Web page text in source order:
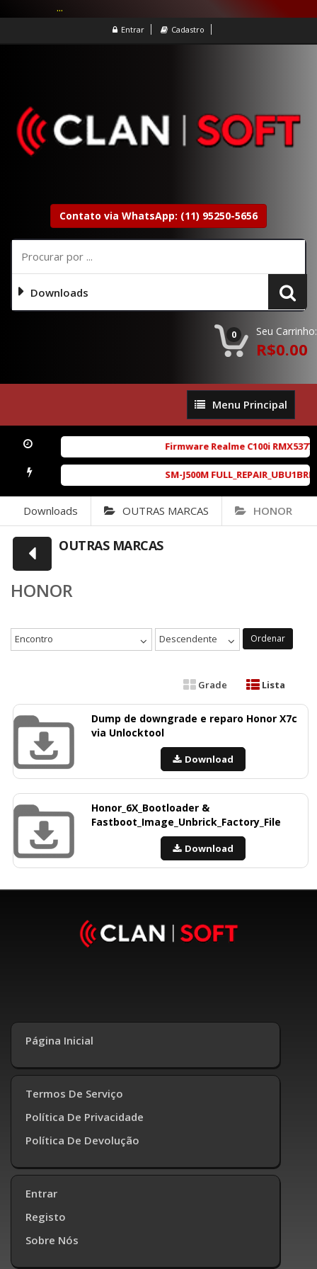
Entrar Cadastro
Contato via WhatsApp: (11) 95250-5656
Downloads
0 Seu Carrinho:
R$0.00
Menu
Principal
Menu Principal
Firmware Realme C100i
SM-J500M
Downloads OUTRAS MARCAS HONOR
OUTRAS MARCAS
HONOR
Encontro Descendente Ordenar
Grade Lista
Dump de downgrade e reparo Honor X7c
via Unlocktool
Download
Honor_6X_Bootloader &
Fastboot_Image_Unbrick_Factory_File
Download
Página Inicial
Termos De Serviço
Política De Privacidade
Política De Devolução
Entrar
Registo
Sobre Nós